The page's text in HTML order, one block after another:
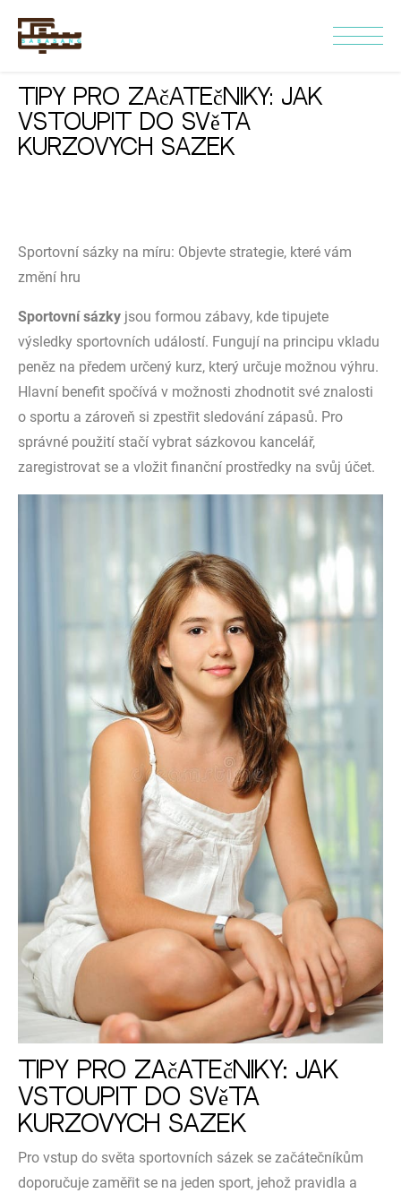
Tipy pro začátečníky: Jak
vstoupit do světa
kurzových sázek
Sportovní sázky na míru: Objevte strategie, které vám
změní hru
Sportovní sázky jsou formou zábavy, kde tipujete
výsledky sportovních událostí. Fungují na principu vkladu
peněz na předem určený kurz, který určuje možnou výhru.
Hlavní benefit spočívá v možnosti zhodnotit své znalosti
o sportu a zároveň si zpestřit sledování zápasů. Pro
správné použití stačí vybrat sázkovou kancelář,
zaregistrovat se a vložit finanční prostředky na svůj účet.
Tipy pro začátečníky: Jak
vstoupit do světa
kurzových sázek
Pro vstup do světa sportovních sázek se začátečníkům
doporučuje zaměřit se na jeden sport, jehož pravidla a